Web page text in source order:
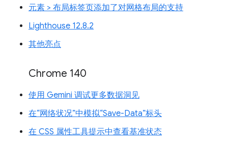
元素 > 布局标签页添加了对网格布局的支持
Lighthouse 12.8.2
其他亮点
Chrome 140
使用 Gemini 调试更多数据洞见
在“网络状况”中模拟“Save-Data”标头
在 CSS 属性工具提示中查看基准状态